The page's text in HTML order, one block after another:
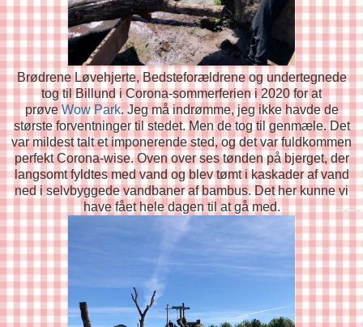
Brødrene Løvehjerte, Bedsteforældrene og undertegnede
tog til Billund i Corona-sommerferien i 2020 for at
prøveWow Park. Jeg må indrømme, jeg ikke havde de
største forventninger til stedet. Men de tog til genmæle. Det
var mildest talt et imponerende sted, og det var fuldkommen
perfekt Corona-wise. Oven over ses tønden på bjerget, der
langsomt fyldtes med vand og blev tømt i kaskader af vand
ned i selvbyggede vandbaner af bambus. Det her kunne vi
have fået hele dagen til at gå med.